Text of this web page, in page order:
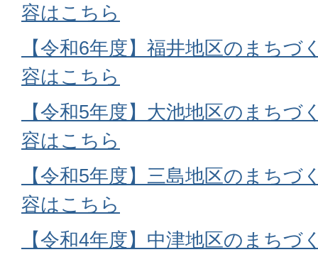
容はこちら
【令和6年度】福井地区のまちづ
容はこちら
【令和5年度】大池地区のまちづ
容はこちら
【令和5年度】三島地区のまちづ
容はこちら
【令和4年度】中津地区のまちづ